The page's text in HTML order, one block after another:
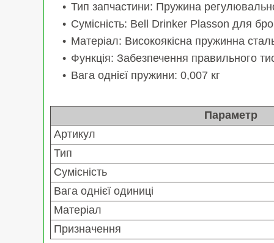
Тип запчастини: Пружина
Сумісність: Bell Drinker Plasson для
Матеріал: Високоякісна пружинна
Функція: Забезпечення правильного
Вага однієї пружини: 0,007 кг
Параметр
Артикул
Тип
Сумісність
Вага однієї одиниці
Матеріал
Призначення